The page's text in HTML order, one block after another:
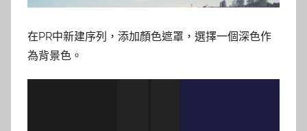
在PR中新建序列，添加顏色遮罩，選擇一個深色作
為背景色。